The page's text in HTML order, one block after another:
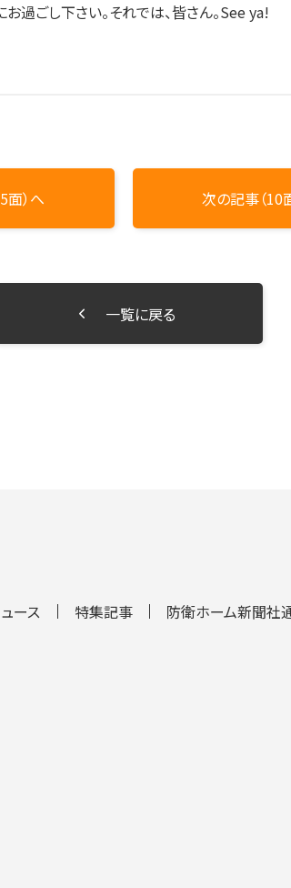
過ごし下さい。それでは、皆さん。See ya!
面）へ 次の記事（10
一覧に戻る
ース 特集記事 防衛ホーム新聞社